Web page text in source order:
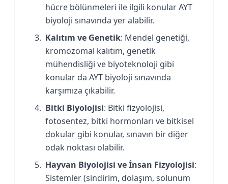
hücre bölünmeleri ile ilgili konular AYT
biyoloji sınavında yer alabilir.
Kalıtım ve Genetik: Mendel genetiği,
kromozomal kalıtım, genetik
mühendisliği ve biyoteknoloji gibi
konular da AYT biyoloji sınavında
karşımıza çıkabilir.
Bitki Biyolojisi: Bitki fizyolojisi,
fotosentez, bitki hormonları ve bitkisel
dokular gibi konular, sınavın bir diğer
odak noktası olabilir.
Hayvan Biyolojisi ve İnsan Fizyolojisi:
Sistemler (sindirim, dolaşım, solunum